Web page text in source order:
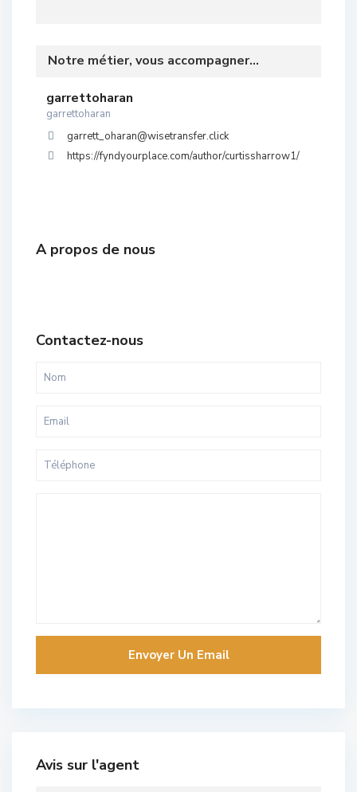
Notre métier, vous accompagner...
garrettoharan
garrettoharan
garrett_oharan@wisetransfer.click
https://fyndyourplace.com/author/curtissharrow1/
A propos de nous
Contactez-nous
Avis sur l'agent